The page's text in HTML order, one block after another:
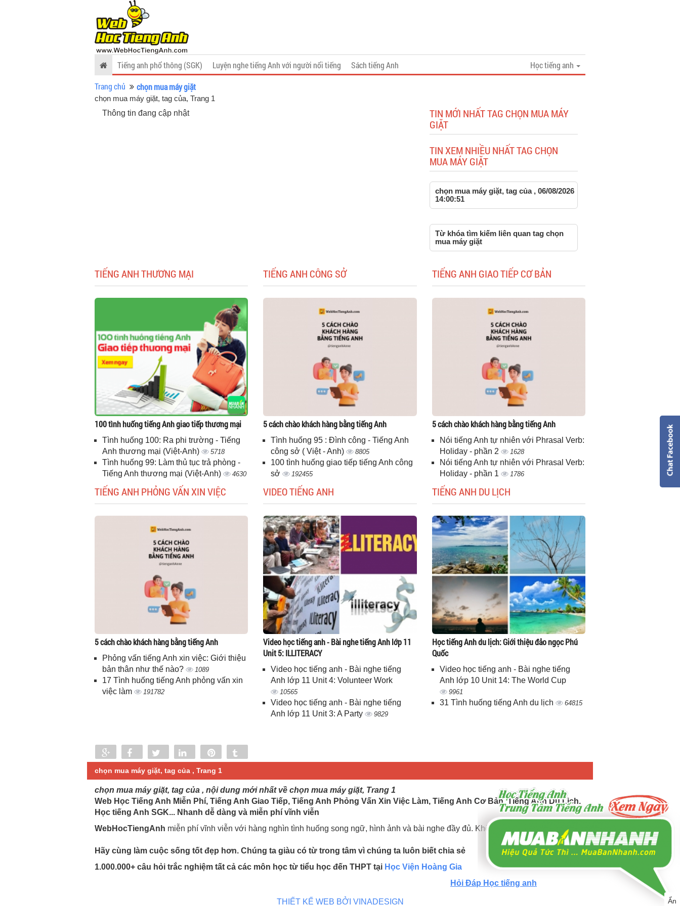
Tiếng anh phổ thông (SGK) Luyện nghe tiếng Anh với người nổi tiếng Sách tiếng Anh
Học tiếng anh
Trang chủ
chọn mua máy giặt
chọn mua máy giặt, tag của, Trang 1
Thông tin đang cập nhật
TIN MỚI NHẤT TAG CHỌN MUA MÁY
GIẶT
TIN XEM NHIỀU NHẤT TAG CHỌN
MUA MÁY GIẶT
chọn mua máy giặt, tag của , 06/08/2026
14:00:51
Từ khóa tìm kiếm liên quan tag chọn
mua máy giặt
TIẾNG ANH THƯƠNG MẠI
100 tình huống tiếng Anh giao tiếp thương mại
Tình huống 100: Ra phi trường - Tiếng
Anh thương mại (Việt-Anh)
5718
Tình huống 99: Làm thủ tục trả phòng -
Tiếng Anh thương mại (Việt-Anh)
4630
TIẾNG ANH CÔNG SỞ
5 cách chào khách hàng bằng tiếng Anh
Tình huống 95 : Đình công - Tiếng Anh
công sở ( Việt - Anh)
8805
100 tình huống giao tiếp tiếng Anh công
sở
192455
TIẾNG ANH GIAO TIẾP CƠ BẢN
5 cách chào khách hàng bằng tiếng Anh
Nói tiếng Anh tự nhiên với Phrasal Verb:
Holiday - phần 2
1628
Nói tiếng Anh tự nhiên với Phrasal Verb:
Holiday - phần 1
1786
TIẾNG ANH PHỎNG VẤN XIN VIỆC
5 cách chào khách hàng bằng tiếng Anh
Phỏng vấn tiếng Anh xin việc: Giới thiệu
bản thân như thế nào?
1089
17 Tình huống tiếng Anh phỏng vấn xin
việc làm
191782
VIDEO TIẾNG ANH
Video học tiếng anh - Bài nghe tiếng Anh lớp 11
Unit 5: ILLITERACY
Video học tiếng anh - Bài nghe tiếng
Anh lớp 11 Unit 4: Volunteer Work
10565
Video học tiếng anh - Bài nghe tiếng
Anh lớp 11 Unit 3: A Party
9829
TIẾNG ANH DU LỊCH
Học tiếng Anh du lịch: Giới thiệu đảo ngọc Phú
Quốc
Video học tiếng anh - Bài nghe tiếng
Anh lớp 10 Unit 14: The World Cup
9961
31 Tình huống tiếng Anh du lịch 64815
Share Share Tweet Share
0
chọn mua máy giặt, tag của , Trang 1
chọn mua máy giặt, tag của , nội dung mới nhất về chọn mua máy giặt, Trang 1
Web Học Tiếng Anh Miễn Phí, Tiếng Anh Giao Tiếp, Tiếng Anh Phỏng Vấn Xin Việc Làm, Tiếng Anh Cơ Bản, Tiếng Anh Du Lịch.
Học tiếng Anh SGK... Nhanh dễ dàng và miễn phí vĩnh viễn
WebHocTiengAnh miễn phí vĩnh viễn với hàng nghìn tình huống song ngữ, hình ảnh và bài nghe đầy đủ. Không ngừng cập nhật mới.
Hãy cùng làm cuộc sống tốt đẹp hơn. Chúng ta giàu có từ trong tâm vì chúng ta luôn biết chia sẻ
1.000.000+ câu hỏi trắc nghiệm tất cả các môn học từ tiểu học đến THPT tại Học Viện Hoàng Gia
Hỏi Đáp Học tiếng anh
Ẩn
THIẾT KẾ WEB BỞI VINADESIGN